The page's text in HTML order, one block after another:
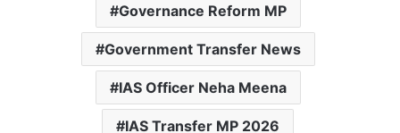
Governance Reform MP
Government Transfer News
IAS Officer Neha Meena
IAS Transfer MP 2026